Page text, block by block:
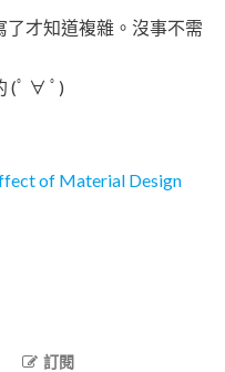
才知道複雜。沒事不需
(ﾟ ∀ ﾟ)
of Material Design
訂閱